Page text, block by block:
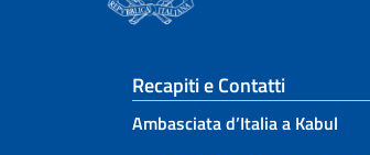
Sezione
Recapiti e Contatti
Ambasciata d’Italia a Kabul